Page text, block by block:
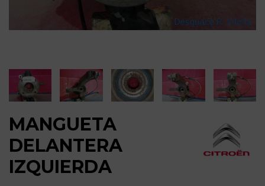
MANGUETA
DELANTERA
IZQUIERDA